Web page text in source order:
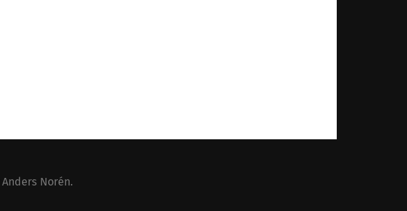
Anders Norén.